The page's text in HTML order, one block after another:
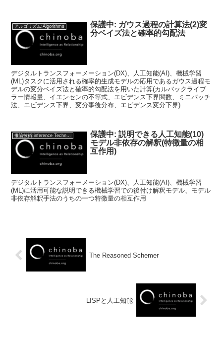
アルゴリズム:Algorithms
保護中: ガウス過程の計算法(2)変
分ベイズ法と確率的勾配法
デジタルトランスフォーメーション(DX)、人工知能(AI)、機械学習
(ML)タスクに活用される確率的生成モデルの応用であるガウス過程モ
デルの変分ベイズ法と確率的勾配法を用いた計算(カルバックライブ
ラー情報量、イエンセンの不等式、エビデンス下界関数、ミニバッチ
法、エビデンス下界、変分事後分布、エビデンス変分下界)
推論技術:inference Technology
保護中: 説明できる人工知能(10)
モデル非依存の解釈(特徴量の相
互作用)
デジタルトランスフォーメーション(DX)、人工知能(AI)、機械学習
(ML)に活用可能な説明できる機械学習での後付け解釈モデル、モデル
非依存解釈手法のうちの一つ特徴量の相互作用
The Reasoned Schemer
LISPと人工知能